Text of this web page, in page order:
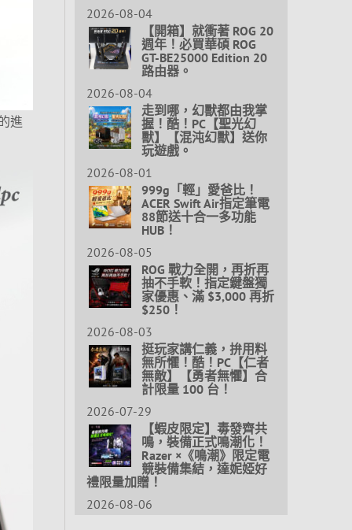
進
2026-08-04
【開箱】就衝著 ROG 20
週年！必買華碩 ROG
GT-BE25000 Edition 20
路由器。
2026-08-04
走到哪，幻獸都由我掌
握！酷！PC【聖光幻
獸】【混沌幻獸】送你
玩遊戲。
2026-08-01
999g「輕」愛爸比！
ACER Swift Air指定筆電
88節送十合一多功能
HUB！
2026-08-05
ROG 戰力全開，再折再
抽不手軟！指定鍵盤獨
家優惠、滿 $3,000 再折
$250！
2026-08-03
挺玩家講仁義，拚用料
無所懼！酷！PC【仁者
無敵】【勇者無懼】合
計限量 100 台！
2026-07-29
【蝦皮限定】毒發齊共
鳴，裝備正式鳴潮化！
Razer ×《鳴潮》限定電
競裝備集結，達妮婭好
禮限量加贈！
2026-08-06